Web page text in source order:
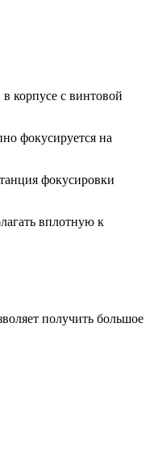
корпусе с винтовой
фокусируется на
фокусировки
вплотную к
получить большое